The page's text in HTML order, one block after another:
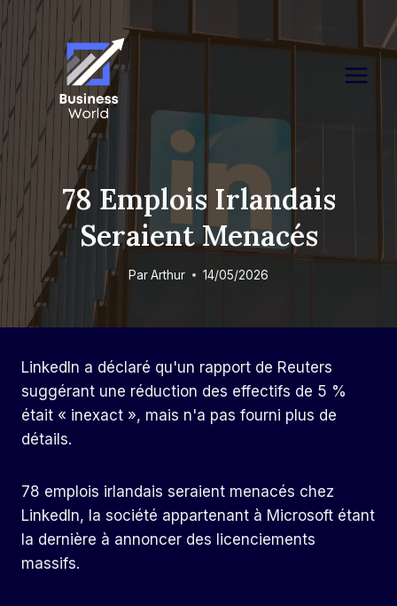
Skip
to
content
78 Emplois Irlandais
Seraient Menacés
ParArthur 14/05/2026
LinkedIn a déclaré qu'un rapport de Reuters
suggérant une réduction des effectifs de 5 %
était « inexact », mais n'a pas fourni plus de
détails.
78 emplois irlandais seraient menacés chez
LinkedIn, la société appartenant à Microsoft étant
la dernière à annoncer des licenciements
massifs.